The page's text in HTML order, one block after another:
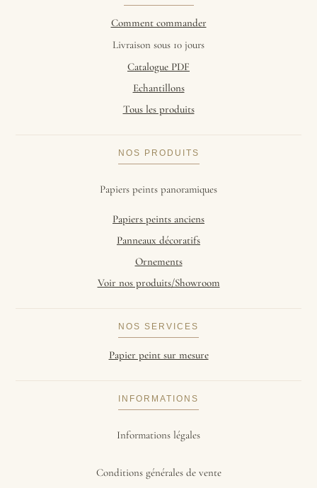
Comment commander
Livraison sous 10 jours
Catalogue PDF
Echantillons
Tous les produits
NOS PRODUITS
Papiers peints panoramiques
Papiers peints anciens
Panneaux décoratifs
Ornements
Voir nos produits/Showroom
NOS SERVICES
Papier peint sur mesure
INFORMATIONS
Informations légales
Conditions générales de vente